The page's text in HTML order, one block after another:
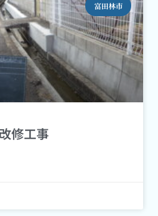
富田林市
修工事